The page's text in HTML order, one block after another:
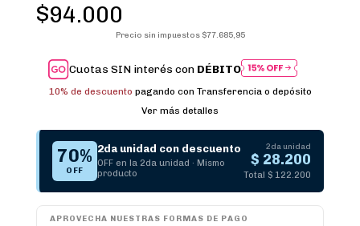
$94.000
Precio sin impuestos $77.685,95
Cuotas SIN interés con DÉBITO
10% de descuento pagando con Transferencia o depósito
Ver más detalles
70%
OFF
2da unidad con descuento
OFF en la 2da unidad · Mismo
producto
2da unidad
$ 28.200
Total $ 122.200
APROVECHA NUESTRAS FORMAS DE PAGO